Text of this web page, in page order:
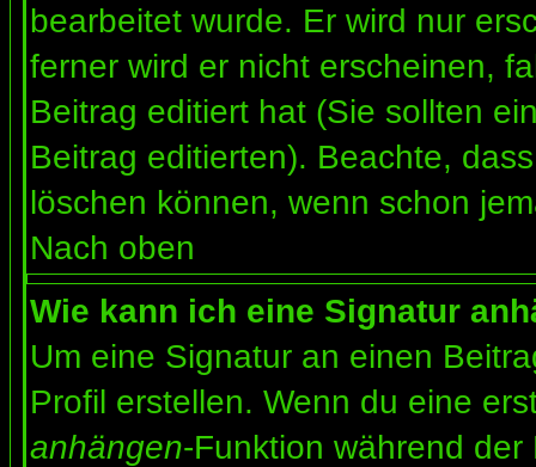
bearbeitet wurde. Er wird nur
ferner wird er nicht erscheinen,
Beitrag editiert hat (Sie sollten
Beitrag editierten). Beachte,
löschen können, wenn schon
Nach oben
Wie kann ich eine Signatur
Um eine Signatur an einen
Profil erstellen. Wenn du eine
anhängen-Funktion während